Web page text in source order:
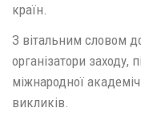
країн.
З вітальним словом
організатори заходу,
міжнародної
викликів.